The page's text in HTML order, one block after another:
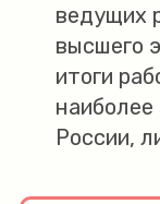
ведущих
высшего
итоги
России,